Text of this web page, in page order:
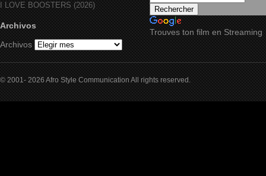
I LOVE BOOSTERS (2026)
Archivos
Archivos
Trouves ton film en Streaming
© 2001- 2026 Afro Style Communication All rights reserved.